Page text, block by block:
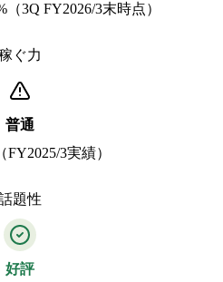
3Q FY2026/3末時点）
ぐ力
普通
FY2025/3実績）
題性
好評